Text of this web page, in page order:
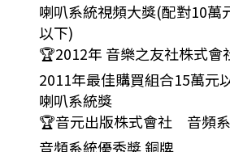
喇叭系統視頻大獎(配對10萬
以下)
🏆2012年 音樂之友社株式會
2011年最佳購買組合15萬元
喇叭系統獎
🏆音元出版株式會社 音頻
音頻系統優秀獎 銅牌